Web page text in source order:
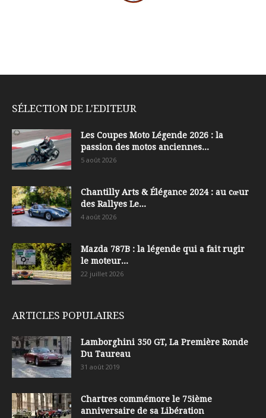
SÉLECTION DE L'EDITEUR
Les Coupes Moto Légende 2026 : la
passion des motos anciennes...
5 août 2026
Chantilly Arts & Élégance 2024 : au cœur
des Rallyes Le...
4 août 2026
Mazda 787B : la légende qui a fait rugir
le moteur...
22 juillet 2026
ARTICLES POPULAIRES
Lamborghini 350 GT, La Première Ronde
Du Taureau
31 août 2019
Chartres commémore le 75ième
anniversaire de sa Libération